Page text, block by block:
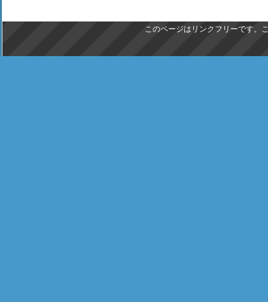
このページはリンクフリーです。